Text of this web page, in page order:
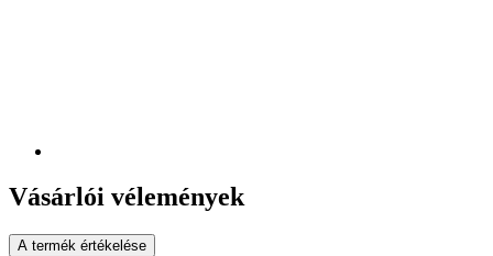
Vásárlói vélemények
A termék értékelése